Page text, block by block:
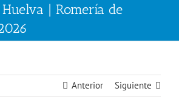
| Romería de
Anterior Siguiente